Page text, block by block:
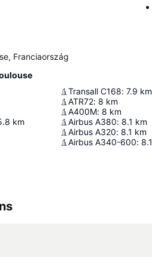
Franciaország
km
Transall C168: 7.9 km
ATR72: 8 km
A400M: 8 km
Airbus A380: 8.1 km
Airbus A320: 8.1 km
Airbus A340-600: 8.1